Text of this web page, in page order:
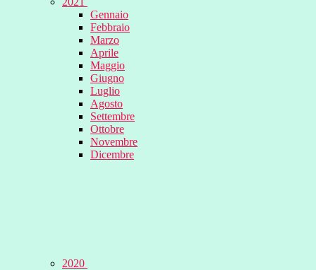
Gennaio
Febbraio
Marzo
Aprile
Maggio
Giugno
Luglio
Agosto
Settembre
Ottobre
Novembre
Dicembre
2020